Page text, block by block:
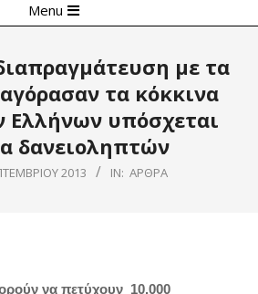
Menu
με τα
τα κόκκινα
Ελλήνων υπόσχεται
δανειοληπτών
2013 IN: ΆΡΘΡΑ
να πετύχουν 10.000